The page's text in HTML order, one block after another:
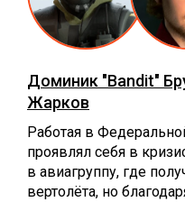
Доминик "Bandit"
Жарков
Работая в
проявлял себя в
в авиагруппу, где
вертолёта, но